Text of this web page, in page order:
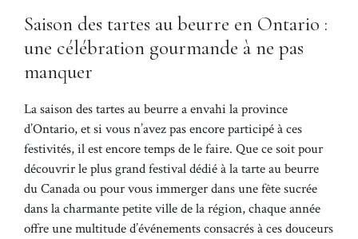
Saison des tartes au beurre en Ontario :
une célébration gourmande à ne pas
manquer
La saison des tartes au beurre a envahi la province
d’Ontario, et si vous n’avez pas encore participé à ces
festivités, il est encore temps de le faire. Que ce soit pour
découvrir le plus grand festival dédié à la tarte au beurre
du Canada ou pour vous immerger dans une fête sucrée
dans la charmante petite ville de la région, chaque année
offre une multitude d’événements consacrés à ces douceurs